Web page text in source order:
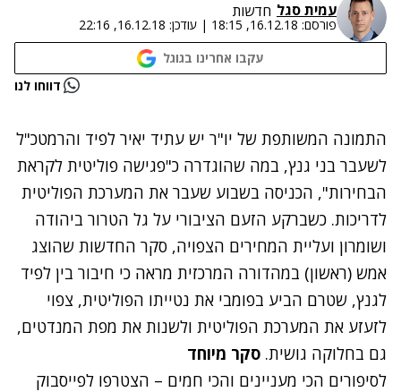
עמית סגל חדשות
פורסם: 16.12.18, 18:15
| עודכן: 16.12.18, 22:16
עקבו אחרינו בגוגל
נתקלנו בבעיה דווחו לנו
התמונה המשותפת של יו"ר יש עתיד יאיר לפיד והרמטכ"ל
לשעבר בני גנץ, במה שהוגדרה כ"פגישה פוליטית לקראת
הבחירות", הכניסה בשבוע שעבר את המערכת הפוליטית
לדריכות. כשברקע הזעם הציבורי על גל הטרור ביהודה
ושומרון ועליית המחירים הצפויה, סקר החדשות שהוצג
אמש (ראשון) במהדורה המרכזית מראה כי חיבור בין לפיד
לגנץ, שטרם הביע בפומבי את נטייתו הפוליטית, צפוי
לזעזע את המערכת הפוליטית ולשנות את מפת המנדטים,
גם בחלוקה גושית. סקר מיוחד
לסיפורים הכי מעניינים והכי חמים – הצטרפו לפייסבוק